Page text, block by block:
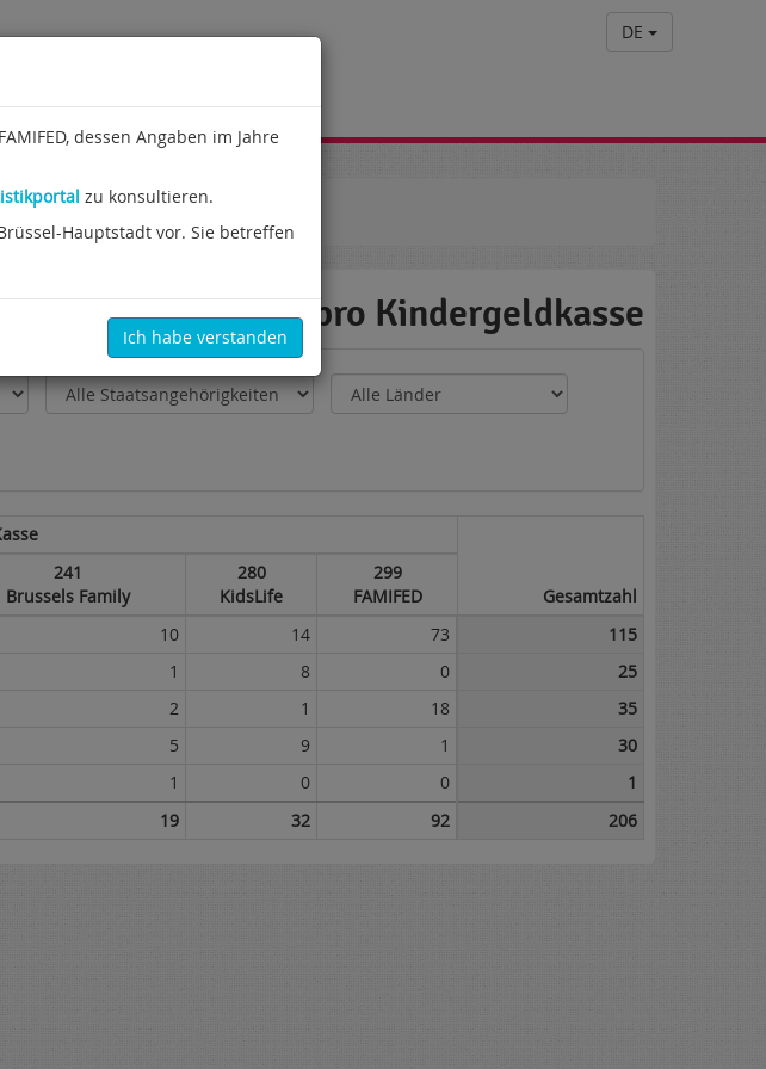
dessen Angaben im Jahre
zu konsultieren.
Hauptstadt vor. Sie betreffen
Ich habe verstanden
DE
und pro Kindergeldkasse
Gesamtzahl
241
Brussels Family
280
KidsLife
299
FAMIFED
10 14 73
115
1 8 0
25
2 1 18
35
5 9 1
30
1 0 0
1
19 32 92 206